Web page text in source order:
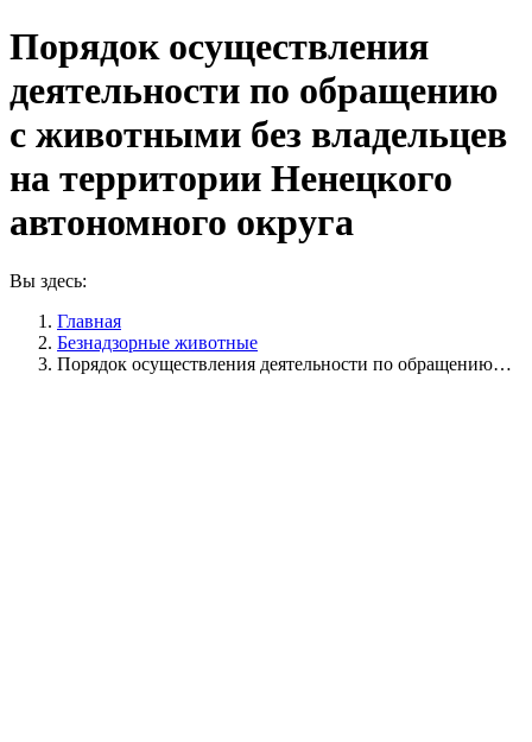
Порядок осуществления
деятельности по обращению
с животными без владельцев
на территории Ненецкого
автономного округа
Вы здесь:
Главная
Безнадзорные животные
Порядок осуществления деятельности по обращению…